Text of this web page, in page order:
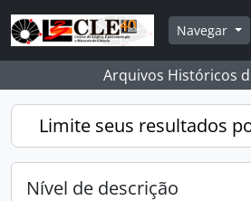
Skip to main content
Navegar
Arquivos Históricos
Limite seus resultados
Nível de descrição